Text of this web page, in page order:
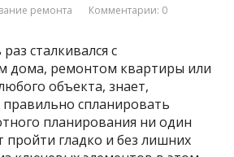
ремонта Комментарии: 0
сталкивался с
дома, ремонтом квартиры или
объекта, знает,
спланировать
планирования ни один
пройти гладко и без лишних